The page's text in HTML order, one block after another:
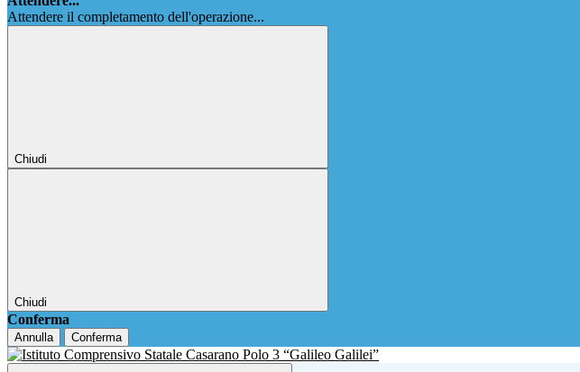
Attendere il completamento dell'operazione...
Chiudi
Chiudi
Conferma
Annulla Conferma